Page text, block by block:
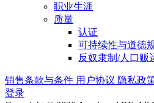
职业生涯
质量
认证
可持续性与道德
反奴隶制/人口贩
销售条款与条件 用户协议 隐私政
登录